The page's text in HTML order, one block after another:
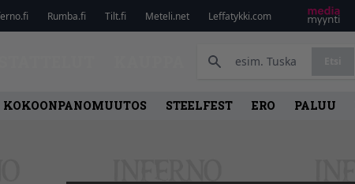
Rumba.fi Tilt.fi Meteli.net Leffatykki.com
KOKOONPANOMUUTOS STEELFEST ERO PALUU